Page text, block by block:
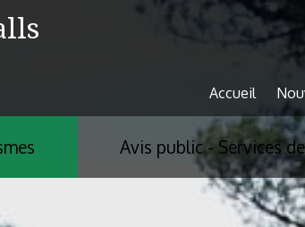
Accueil
Avis public - Services